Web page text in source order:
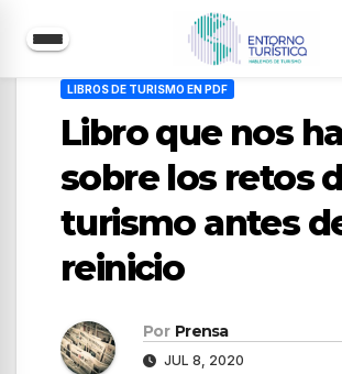
LIBROS DE TURISMO EN PDF
Libro que nos
sobre los retos
turismo antes
reinicio
Por Prensa
JUL 8, 2020